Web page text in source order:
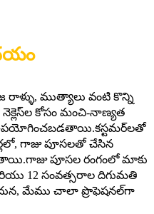
ముత్యాలు వంటి కొన్ని
కోసం మంచి-నాణ్యత
గాజు పూసలతో చేసిన
పూసల రంగంలో మాకు
12 సంవత్సరాల దిగుమతి
మేము చాలా ప్రొఫెషనల్‌గా